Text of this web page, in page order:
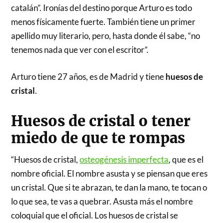
catalán”. Ironías del destino porque Arturo es todo
menos físicamente fuerte. También tiene un primer
apellido muy literario, pero, hasta donde él sabe, “no
tenemos nada que ver con el escritor”.
Arturo tiene 27 años, es de Madrid y tienehuesos de
cristal.
Huesos de cristal o tener
miedo de que te rompas
“Huesos de cristal,osteogénesis imperfecta, que es el
nombre oficial. El nombre asusta y se piensan que eres
un cristal. Que si te abrazan, te dan la mano, te tocan o
lo que sea, te vas a quebrar. Asusta más el nombre
coloquial que el oficial. Los huesos de cristal se